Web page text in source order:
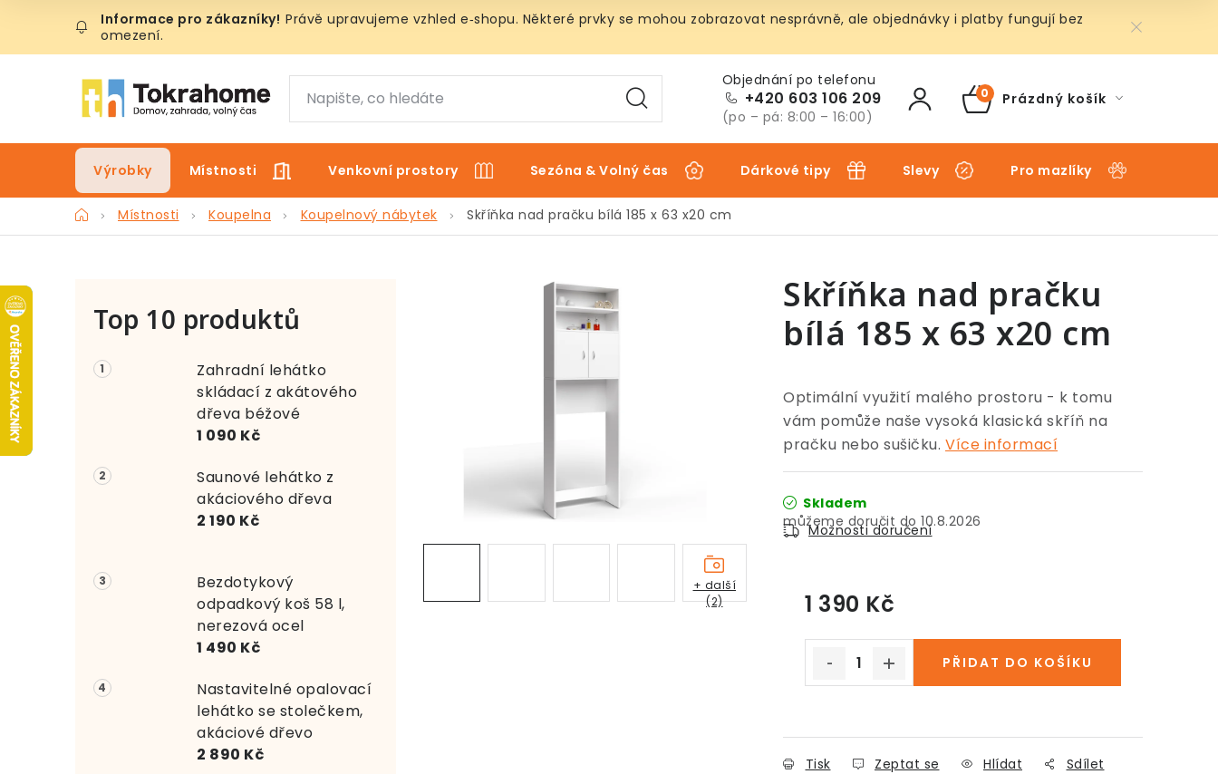
obsah
Právě upravujeme vzhled e‑shopu. Některé prvky se mohou zobrazovat nesprávně, ale objednávky i platby fungují bez
omezení.
+420 603 106 209
(po – pá: 8:00 – 16:00) NÁKUPNÍ
Prázdný košík
Výrobky Místnosti Venkovní prostory Sezóna & Volný čas Dárkové tipy Slevy Pro mazlíky
DomůMístnosti Koupelna Koupelnový nábytek Skříňka nad pračku bílá 185 x 63 x20 cm
P
o
s
t
a
n
í
p
n
e
Top 10 produktů
Zahradní lehátko
skládací z akátového
dřeva béžové
1 090 Kč
Saunové lehátko z
akáciového dřeva
2 190 Kč
Bezdotykový
odpadkový koš 58 l,
nerezová ocel
1 490 Kč
Nastavitelné opalovací
lehátko se stolečkem,
akáciové dřevo
2 890 Kč
Skříňka nad pračku
bílá 185 x 63 x20 cm
Optimální využití malého prostoru - k tomu
vám pomůže naše vysoká klasická skříň na
pračku nebo sušičku. Více informací
Skladem
10.8.2026
Možnosti doručení
1 390 Kč
PŘIDAT DO KOŠÍKU
Tisk Zeptat se Hlídat Sdílet
+ další
(2)